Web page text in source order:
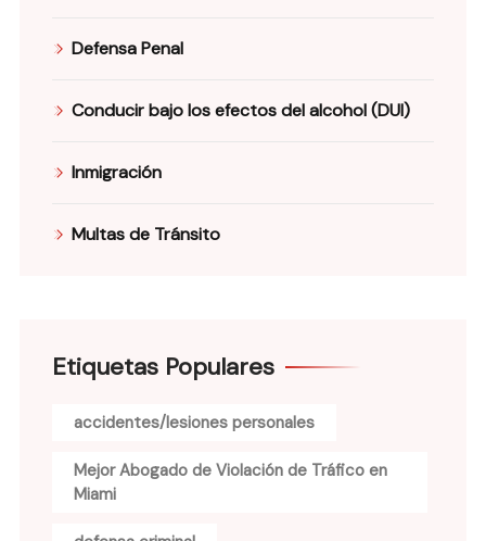
Defensa Penal
Conducir bajo los efectos del alcohol (DUI)
Inmigración
Multas de Tránsito
Etiquetas Populares
accidentes/lesiones personales
Mejor Abogado de Violación de Tráfico en
Miami